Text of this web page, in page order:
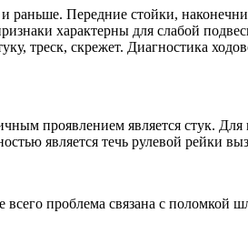
раньше. Передние стойки,
характерны для слабой
треск, скрежет. Диагностика
проявлением является стук.
является течь рулевой рейки
проблема связана с